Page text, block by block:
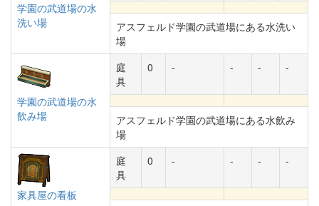
学園の武道場の水
洗い場
アスフェルド学園の武道場にある水洗い
場
学園の武道場の水
飲み場
庭
具
0 - - - -
アスフェルド学園の武道場にある水飲み
場
家具屋の看板
庭
具
0 - - - -